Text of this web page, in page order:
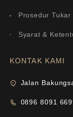
Prosedur Tukar
Syarat &
KONTAK KAMI
Jalan
0896 8091